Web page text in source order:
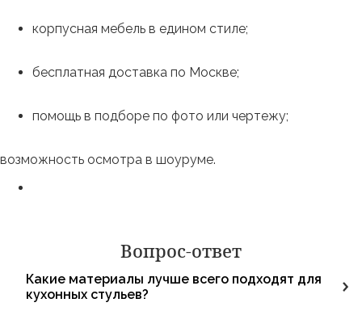
корпусная мебель в едином стиле;
бесплатная доставка по Москве;
помощь в подборе по фото или чертежу;
возможность осмотра в шоуруме.
Вопрос-ответ
Какие материалы лучше всего подходят для
кухонных стульев?